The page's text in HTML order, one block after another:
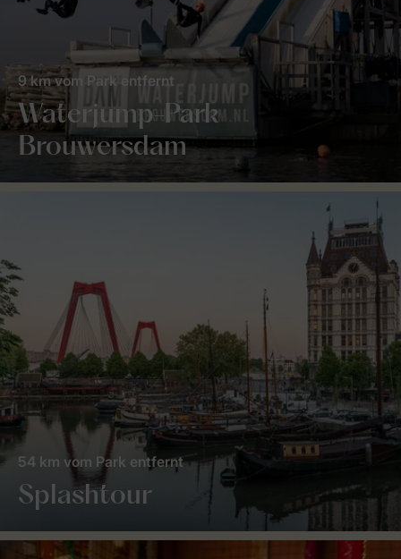
Waterjump-Park
Brouwersdam
9 km vom Park entfernt
Splashtour
54 km vom Park entfernt